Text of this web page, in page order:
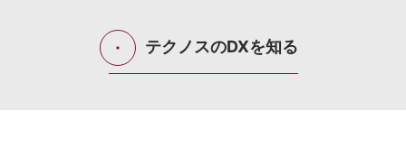
テクノスのDXを知る